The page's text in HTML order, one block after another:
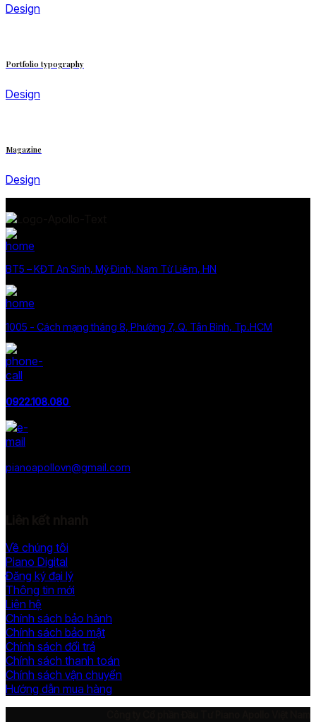
Design
Portfolio typography
Design
Magazine
Design
BT5 – KĐT An Sinh, Mỹ Đình, Nam Từ Liêm, HN
1005 - Cách mạng tháng 8, Phường 7, Q. Tân Bình, Tp.HCM
0922.108.080
pianoapollovn@gmail.com
Về chúng tôi
Piano Digital
Đăng ký đại lý
Thông tin mới
Liên hệ
Chính sách bảo hành
Chính sách bảo mật
Chính sách đổi trả
Chính sách thanh toán
Chính sách vận chuyển
Hướng dẫn mua hàng